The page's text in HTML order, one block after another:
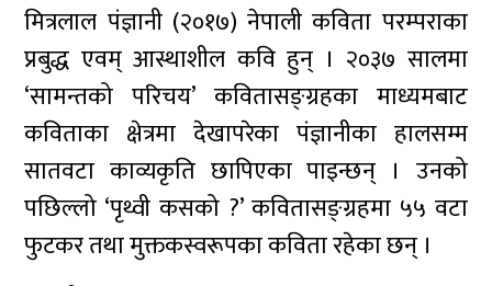
मित्रलाल पंज्ञानी (२०१७) नेपाली कविता परम्पराका
प्रबुद्ध एवम् आस्थाशील कवि हुन् । २०३७ सालमा
‘सामन्तको परिचय’ कवितासङ्ग्रहका माध्यमबाट
कविताका क्षेत्रमा देखापरेका पंज्ञानीका हालसम्म
सातवटा काव्यकृति छापिएका पाइन्छन् । उनको
पछिल्लो ‘पृथ्वी कसको ?’ कवितासङ्ग्रहमा ५५ वटा
फुटकर तथा मुक्तकस्वरूपका कविता रहेका छन् ।